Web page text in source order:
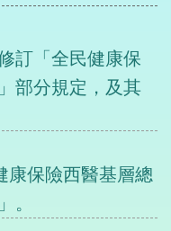
訂「全民健康保
部分規定，及其
康保險西醫基層總
。